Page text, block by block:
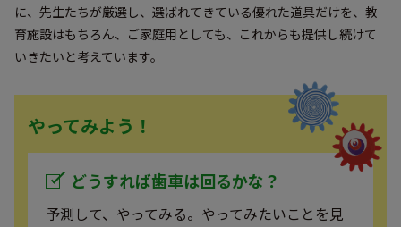
に、先生たちが厳選し、選ばれてきている優れた道具だけを、教
育施設はもちろん、ご家庭用としても、これからも提供し続けて
いきたいと考えています。
やってみよう！
どうすれば歯車は回るかな？
予測して、やってみる。やってみたいことを見